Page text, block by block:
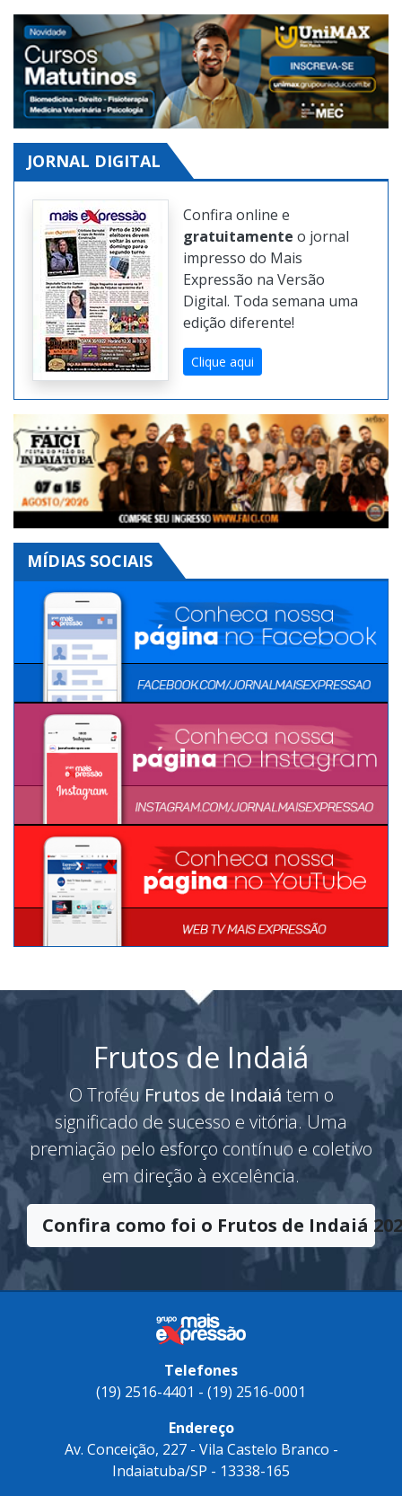
JORNAL DIGITAL
Confira online e
gratuitamenteo jornal
impresso do Mais
Expressão na Versão
Digital. Toda semana uma
Clique aqui
MÍDIAS SOCIAIS
Frutos de Indaiá
O Troféu Frutos de Indaiá tem o
significado de sucesso e vitória. Uma
premiação pelo esforço contínuo e coletivo
em direção à excelência.
Confira como foi o Frutos de Indaiá
Telefones
Endereço
Av. Conceição, 227 - Vila Castelo Branco -